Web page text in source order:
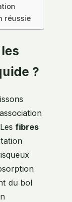
réussie
?
fibres
du bol